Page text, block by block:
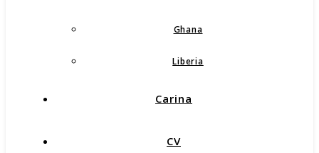
Ghana
Liberia
Carina
CV